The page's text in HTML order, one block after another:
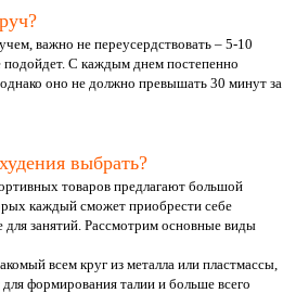
важно не переусердствовать – 5-10
подойдет. С каждым днем постепенно
оно не должно превышать 30 минут за
выбрать?
товаров предлагают большой
каждый сможет приобрести себе
для занятий. Рассмотрим основные виды
всем круг из металла или пластмассы,
формирования талии и больше всего